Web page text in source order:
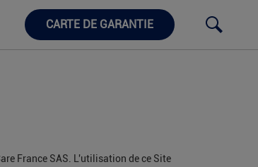
CARTE DE GARANTIE
France SAS. L'utilisation de ce Site